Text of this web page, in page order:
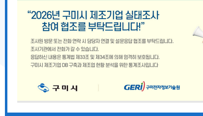
기업지원 공고
2026년 8월 구미시 중소기업 시설자금 융자지원 안내